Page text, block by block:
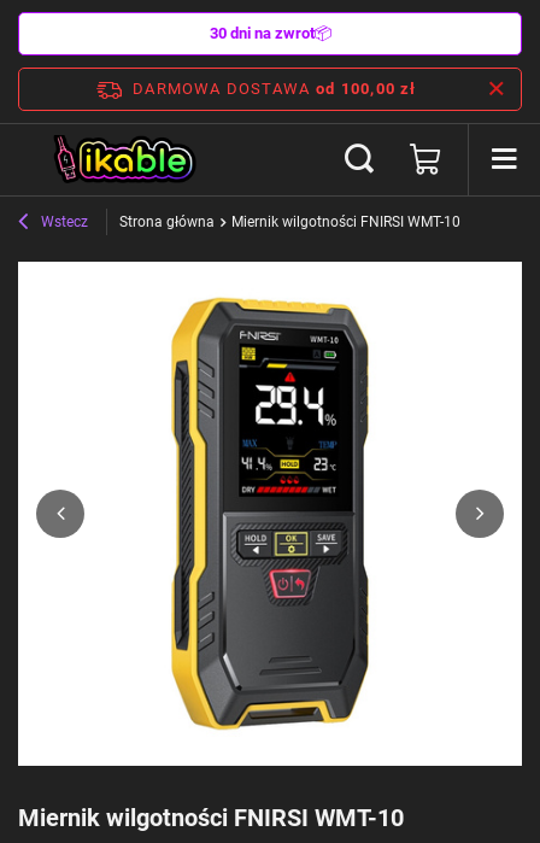
30 dni na zwrot📦
DARMOWA DOSTAWA od 100,00 zł
Wstecz Strona główna Miernik wilgotności FNIRSI WMT-10
Miernik wilgotności FNIRSI WMT-10